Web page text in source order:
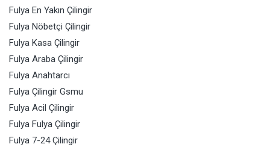
Fulya En Yakın Çilingir
Fulya Nöbetçi Çilingir
Fulya Kasa Çilingir
Fulya Araba Çilingir
Fulya Anahtarcı
Fulya Çilingir Gsmu
Fulya Acil Çilingir
Fulya Fulya Çilingir
Fulya 7-24 Çilingir